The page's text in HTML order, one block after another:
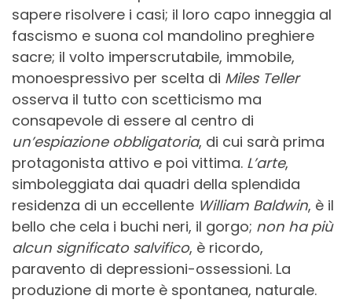
sapere risolvere i casi; il loro capo inneggia al
fascismo e suona col mandolino preghiere
sacre; il volto imperscrutabile, immobile,
monoespressivo per scelta di Miles Teller
osserva il tutto con scetticismo ma
consapevole di essere al centro di
un’espiazione obbligatoria, di cui sarà prima
protagonista attivo e poi vittima. L’arte,
simboleggiata dai quadri della splendida
residenza di un eccellente William Baldwin, è il
bello che cela i buchi neri, il gorgo; non ha più
alcun significato salvifico, è ricordo,
paravento di depressioni-ossessioni. La
produzione di morte è spontanea, naturale.